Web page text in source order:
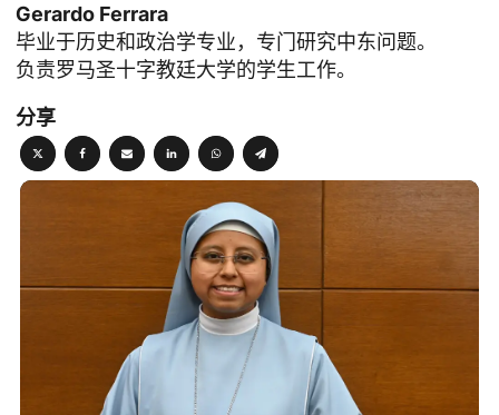
Gerardo Ferrara
毕业于历史和政治学专业，专门研究中东问题。
负责罗马圣十字教廷大学的学生工作。
分享